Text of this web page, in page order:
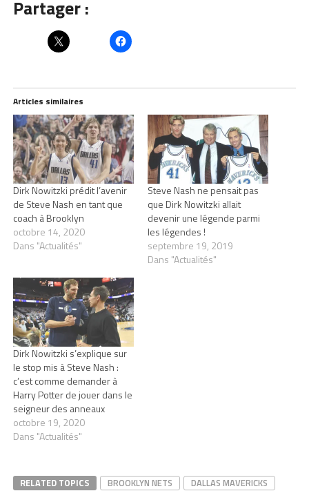
Partager :
Articles similaires
Dirk Nowitzki prédit l’avenir
de Steve Nash en tant que
coach à Brooklyn
octobre 14, 2020
Dans "Actualités"
Steve Nash ne pensait pas
que Dirk Nowitzki allait
devenir une légende parmi
les légendes !
septembre 19, 2019
Dans "Actualités"
Dirk Nowitzki s’explique sur
le stop mis à Steve Nash :
c’est comme demander à
Harry Potter de jouer dans le
seigneur des anneaux
octobre 19, 2020
Dans "Actualités"
RELATED TOPICS BROOKLYN NETS
DALLAS MAVERICKS